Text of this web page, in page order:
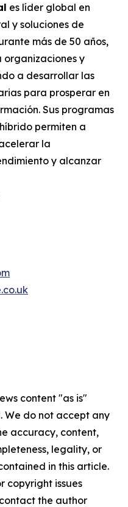
es líder global en
y soluciones de
más de 50 años,
organizaciones y
a desarrollar las
para prosperar en
Sus programas
permiten a
la
y alcanzar
content "as is"
We do not accept any
accuracy, content,
legality, or
in this article.
copyright issues
the author